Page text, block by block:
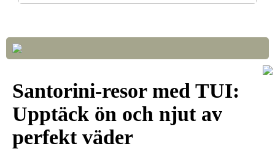
Santorini-resor med TUI:
Upptäck ön och njut av
perfekt väder